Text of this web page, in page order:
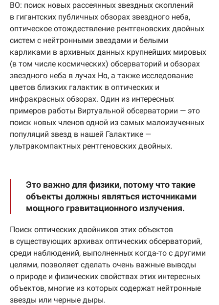
ВО: поиск новых рассеянных звездных скоплений
в гигантских публичных обзорах звездного неба,
оптическое отождествление рентгеновских двойных
систем с нейтронными звездами и белыми
карликами в архивных данных крупнейших мировых
(в том числе космических) обсерваторий и обзорах
звездного неба в лучах Hα, а также исследование
цветов близких галактик в оптических и
инфракрасных обзорах. Один из интересных
примеров работы Виртуальной обсерватории — это
поиск новых членов одной из самых малоизученных
популяций звезд в нашей Галактике —
ультракомпактных рентгеновских двойных.
Это важно для физики, потому что такие
объекты должны являться источниками
мощного гравитационного излучения.
Поиск оптических двойников этих объектов
в существующих архивах оптических обсерваторий,
среди наблюдений, выполненных когда-то с другими
целями, позволяет сделать очень важные выводы
о природе и физических свойствах этих интересных
объектов, многие из которых содержат нейтронные
звезды или черные дыры.